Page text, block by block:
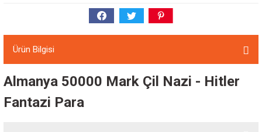
Ürün Bilgisi
Almanya 50000 Mark Çil Nazi - Hitler
Fantazi Para